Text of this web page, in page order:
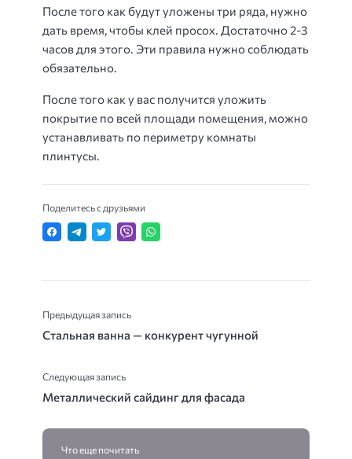
После того как будут уложены три ряда, нужно
дать время, чтобы клей просох. Достаточно 2-3
часов для этого. Эти правила нужно соблюдать
обязательно.
После того как у вас получится уложить
покрытие по всей площади помещения, можно
устанавливать по периметру комнаты
плинтусы.
Поделитесь с друзьями
Предыдущая запись
Стальная ванна — конкурент чугунной
Следующая запись
Металлический сайдинг для фасада
Что еще почитать